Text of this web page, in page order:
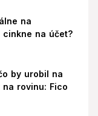
na
cinkne na účet?
by urobil na
na rovinu: Fico